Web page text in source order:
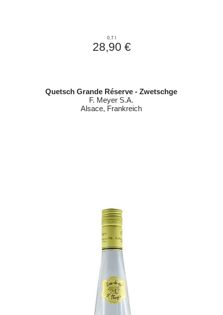
0,7 l
28,90 €
Quetsch Grande Réserve - Zwetschge
F. Meyer S.A.
Alsace, Frankreich